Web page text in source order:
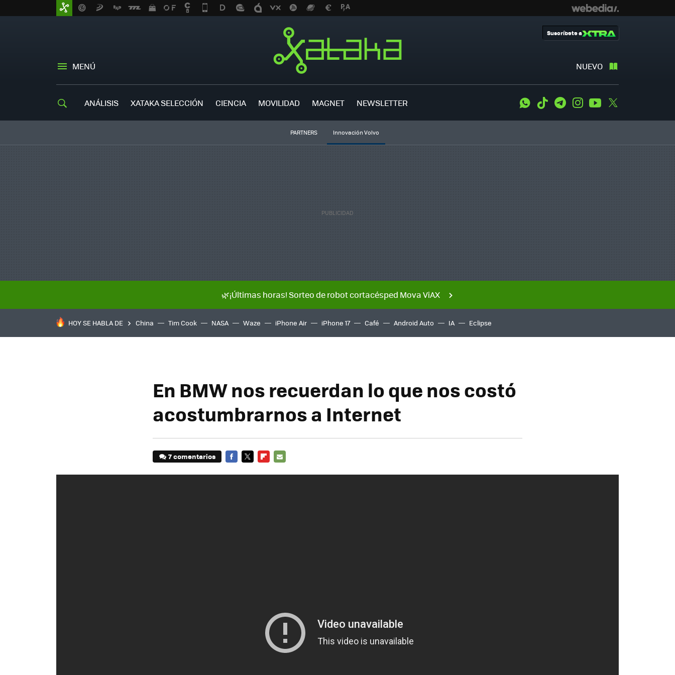
MENÚ NUEVO
Suscríbete a
ANÁLISIS XATAKA SELECCIÓN CIENCIA MOVILIDAD MAGNET NEWSLETTER WhatsApp
Tiktok TelegramInstagramYoutube
PARTNERS Innovación Volvo
🌿¡Últimas horas! Sorteo de robot cortacésped Mova ViAX
HOY SE HABLA DE China Tim Cook NASA Waze iPhone Air iPhone 17 Café Android Auto IA Eclipse
En BMW nos recuerdan lo que nos costó
acostumbrarnos a Internet
7 comentarios